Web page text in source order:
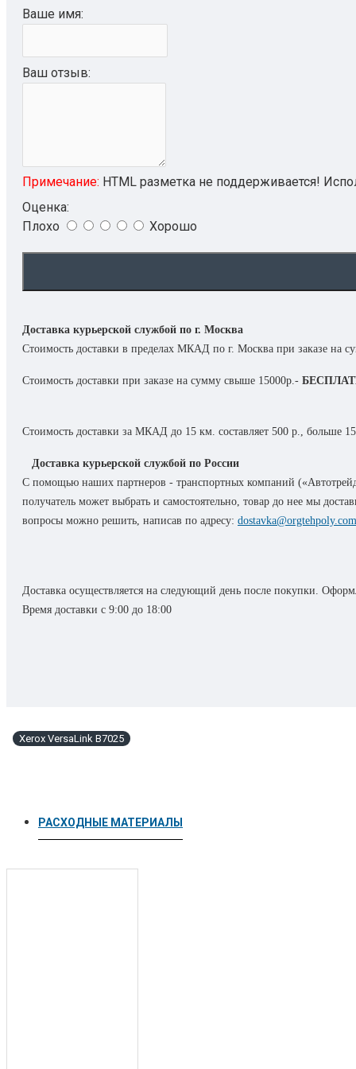
ПОДРОБНЕЕ
GBC1712000 РУЛОННЫЙ ЛАМИНАТОР GBC ULTIMA
ЧЕРНИЛАМИ EPSON ДЛЯ L7160/L7180
7900 PHOTO BLACK
7900 CYAN
ПОДРОБНЕЕ
по цене и качеству обслуживания!!
Ваше имя:
Ваш отзыв:
Примечание: HTML разметка не поддерживается!
Оценка:
Плохо
Хорошо
Доставка курьерской службой по г. Москва
Стоимость доставки в пределах МКАД по г. Москва при заказе на
Стоимость доставки при заказе на сумму свыше 15000р.-
Стоимость доставки за МКАД до 15 км. составляет 500 р., больше
Доставка курьерской службой по России
С помощью наших партнеров - транспортных компаний
получатель может выбрать и самостоятельно, товар до нее мы
вопросы можно решить, написав по адресу: dostavka@orgtehpoly.com
Доставка осуществляется на следующий день после покупки.
Время доставки с 9:00 до 18:00
Xerox VersaLink B7025
РАСХОДНЫЕ МАТЕРИАЛЫ